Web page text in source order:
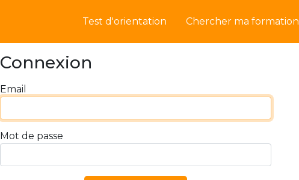
Test d'orientation Chercher ma formation
Connexion
Email
Mot de passe